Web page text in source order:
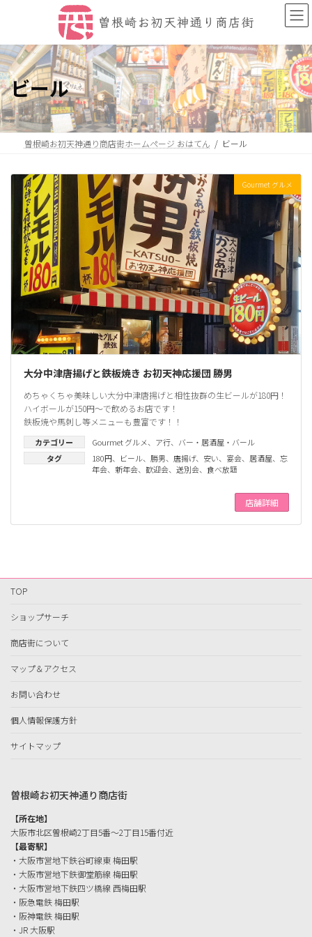
ン
ツ
へ
ス
キ
ッ
プ
ー
シ
ョ
ン
に
移
動
ビール
曽根崎お初天神通り商店街ホームページ おはてん ビール
Gourmet グルメ
大分中津唐揚げと鉄板焼き お初天神応援団 勝男
めちゃくちゃ美味しい大分中津唐揚げと相性抜群の生ビールが180円！
ハイボールが150円～で飲めるお店です！
鉄板焼や馬刺し等メニューも豊富です！！
カテゴリー Gourmet グルメ、 ア行、 バー・居酒屋・バール
タグ
180円、 ビール、 勝男、 唐揚げ、 安い、 宴会、 居酒屋、 忘
年会、 新年会、 歓迎会、 送別会、 食べ放題
店舗詳細
TOP
ショップサーチ
商店街について
マップ＆アクセス
お問い合わせ
個人情報保護方針
サイトマップ
曽根崎お初天神通り商店街
【所在地】
大阪市北区曽根崎2丁目5番〜2丁目15番付近
【最寄駅】
・大阪市営地下鉄谷町線東 梅田駅
・大阪市営地下鉄御堂筋線 梅田駅
・大阪市営地下鉄四ツ橋線 西梅田駅
・阪急電鉄 梅田駅
・阪神電鉄 梅田駅
・JR 大阪駅